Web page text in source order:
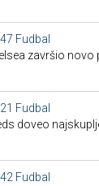
Fudbal
završio novo
Fudbal
doveo
Fudbal